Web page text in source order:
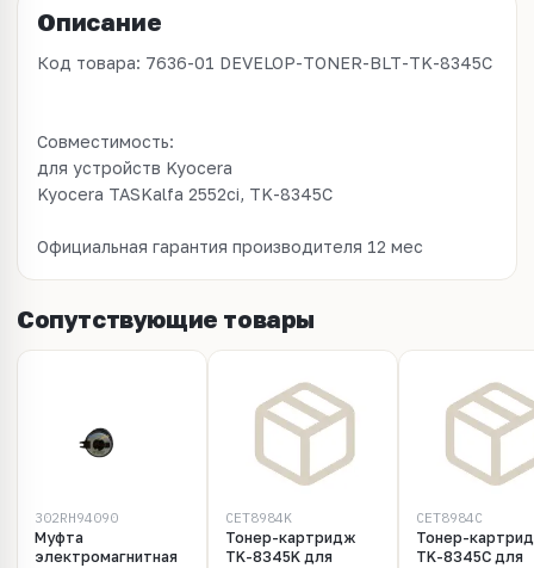
Описание
Код товара: 7636-01 DEVELOP-TONER-BLT-TK-8345C
Совместимость:
для устройств Kyocera
Kyocera TASKalfa 2552ci, TK-8345C
Официальная гарантия производителя 12 мес
Сопутствующие товары
302RH94090
Муфта
электромагнитная
CET8984K
Тонер-картридж
TK-8345K для
CET8984C
Тонер-
TK-8345C для